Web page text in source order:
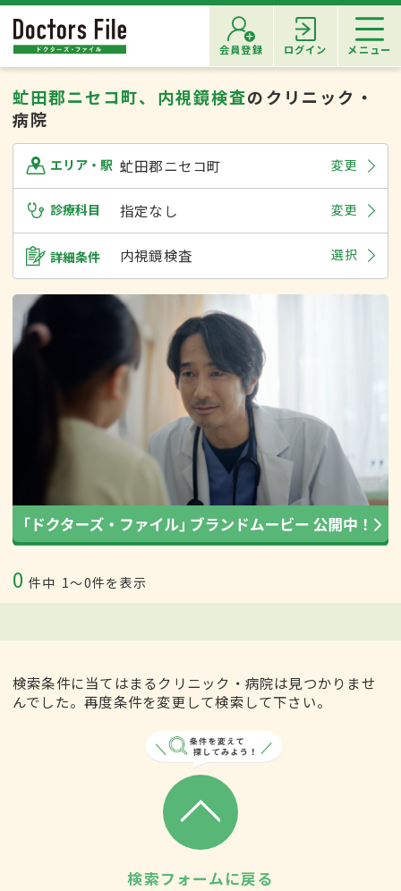
会員登録 ログイン メニュー
虻田郡ニセコ町、内視鏡検査のクリニック・
病院
エリア・駅 虻田郡ニセコ町 変更
診療科目 指定なし 変更
詳細条件 内視鏡検査 選択
0 件中 1〜0件を表示
検索条件に当てはまるクリニック・病院は見つかりませ
んでした。再度条件を変更して検索して下さい。
検索フォームに戻る